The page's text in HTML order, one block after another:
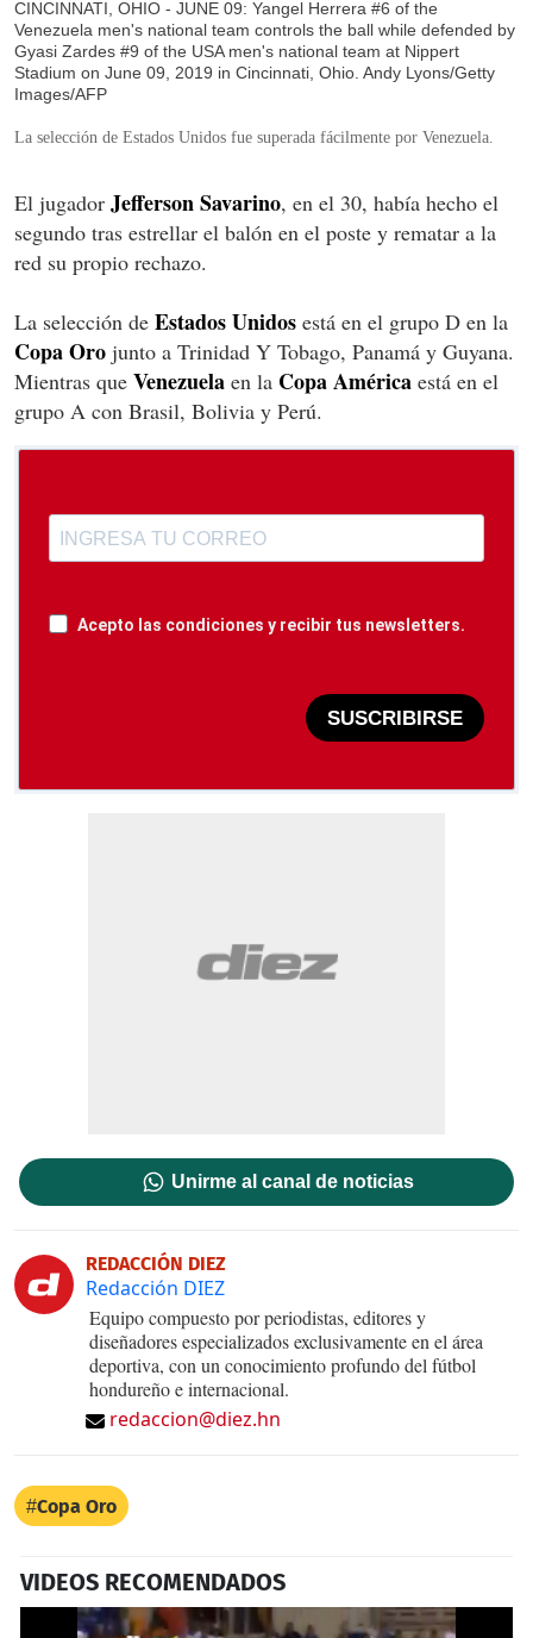
CINCINNATI, OHIO - JUNE 09: Yangel Herrera #6 of the
Venezuela men's national team controls the ball while defended by
Gyasi Zardes #9 of the USA men's national team at Nippert
Stadium on June 09, 2019 in Cincinnati, Ohio. Andy Lyons/Getty
Images/AFP
La selección de Estados Unidos fue superada fácilmente por Venezuela.
El jugador Jefferson Savarino, en el 30, había hecho el
segundo tras estrellar el balón en el poste y rematar a la
red su propio rechazo.
La selección de Estados Unidos está en el grupo D en la
Copa Oro junto a Trinidad Y Tobago, Panamá y Guyana.
Mientras que Venezuela en la Copa América está en el
grupo A con Brasil, Bolivia y Perú.
Acepto las condiciones y recibir tus newsletters.
SUSCRIBIRSE
Unirme al canal de noticias
REDACCIÓN DIEZ
Redacción DIEZ
Equipo compuesto por periodistas, editores y
diseñadores especializados exclusivamente en el área
deportiva, con un conocimiento profundo del fútbol
hondureño e internacional.
redaccion@diez.hn
Copa Oro
VIDEOS RECOMENDADOS